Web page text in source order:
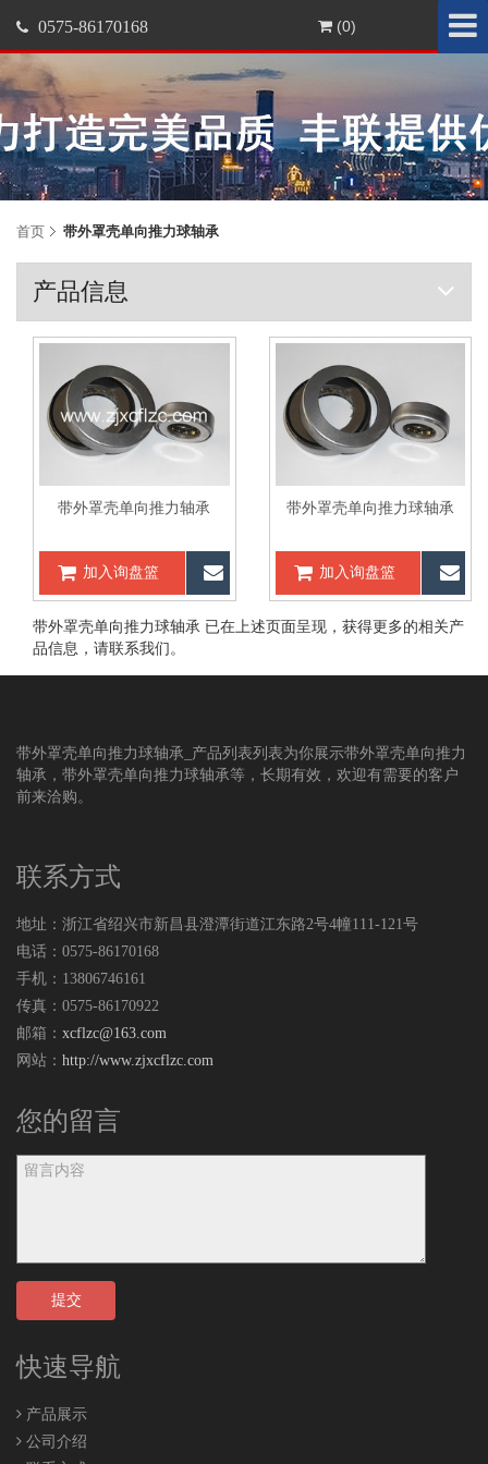
0575-86170168 (0)
首页 带外罩壳单向推力球轴承
产品信息
带外罩壳单向推力轴承
加入询盘篮
带外罩壳单向推力球轴承
加入询盘篮
带外罩壳单向推力球轴承 已在上述页面呈现，获得更多的相关产
品信息，请联系我们 。
带外罩壳单向推力球轴承_产品列表列表为你展示带外罩壳单向推力
轴承，带外罩壳单向推力球轴承等，长期有效，欢迎有需要的客户
前来洽购。
联系方式
地址：浙江省绍兴市新昌县澄潭街道江东路2号4幢111-121号
电话：0575-86170168
手机：13806746161
传真：0575-86170922
邮箱： xcflzc@163.com
网站： http://www.zjxcflzc.com
您的留言
提交
快速导航
产品展示
公司介绍